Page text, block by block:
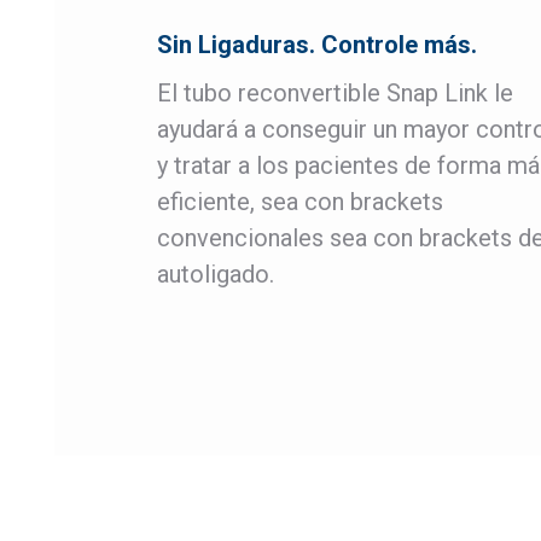
Sin Ligaduras. Controle más.
El tubo reconvertible Snap Link le
ayudará a conseguir un mayor
y tratar a los pacientes de forma
eficiente, sea con brackets
convencionales sea con brackets
autoligado.